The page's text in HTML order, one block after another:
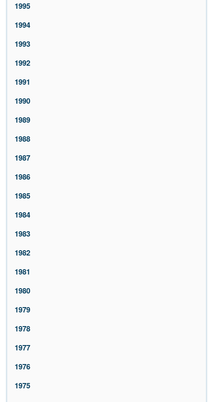
1995
1994
1993
1992
1991
1990
1989
1988
1987
1986
1985
1984
1983
1982
1981
1980
1979
1978
1977
1976
1975